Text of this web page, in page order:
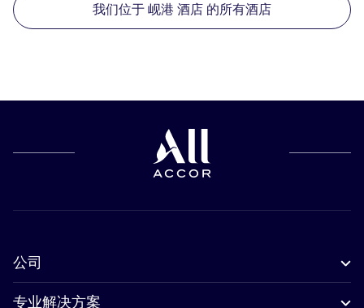
我们位于 岘港 酒店 的所有酒店
公司
专业解决方案